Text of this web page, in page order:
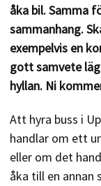
åka bil. Samma
sammanhang.
exempelvis en
gott samvete
hyllan. Ni
Att hyra buss i
handlar om ett
eller om det
åka till en annan